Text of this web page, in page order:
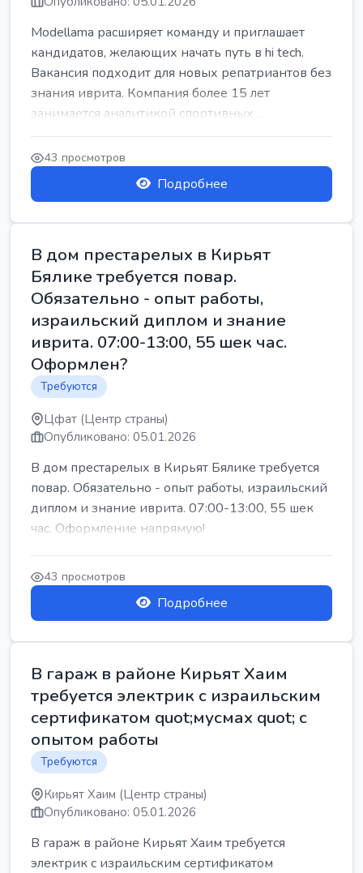
Modellama расширяет команду и приглашает
кандидатов, желающих начать путь в hi tech.
Вакансия подходит для новых репатриантов без
знания иврита. Компания более 15 лет
занимается аналитикой спортивных ...
43 просмотров
Подробнее
В дом престарелых в Кирьят
Бялике требуется повар.
Обязательно - опыт работы,
израильский диплом и знание
иврита. 07:00-13:00, 55 шек час.
Оформлен?
Требуются
Цфат (Центр страны)
Опубликовано: 05.01.2026
В дом престарелых в Кирьят Бялике требуется
повар. Обязательно - опыт работы, израильский
диплом и знание иврита. 07:00-13:00, 55 шек
час. Оформление напрямую!
43 просмотров
Подробнее
В гараж в районе Кирьят Хаим
требуется электрик с израильским
сертификатом quot;мусмах quot; с
опытом работы
Требуются
Кирьят Хаим (Центр страны)
Опубликовано: 05.01.2026
В гараж в районе Кирьят Хаим требуется
электрик с израильским сертификатом